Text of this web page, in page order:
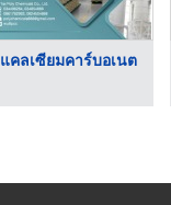
แคลเซียมคาร์บอเนต